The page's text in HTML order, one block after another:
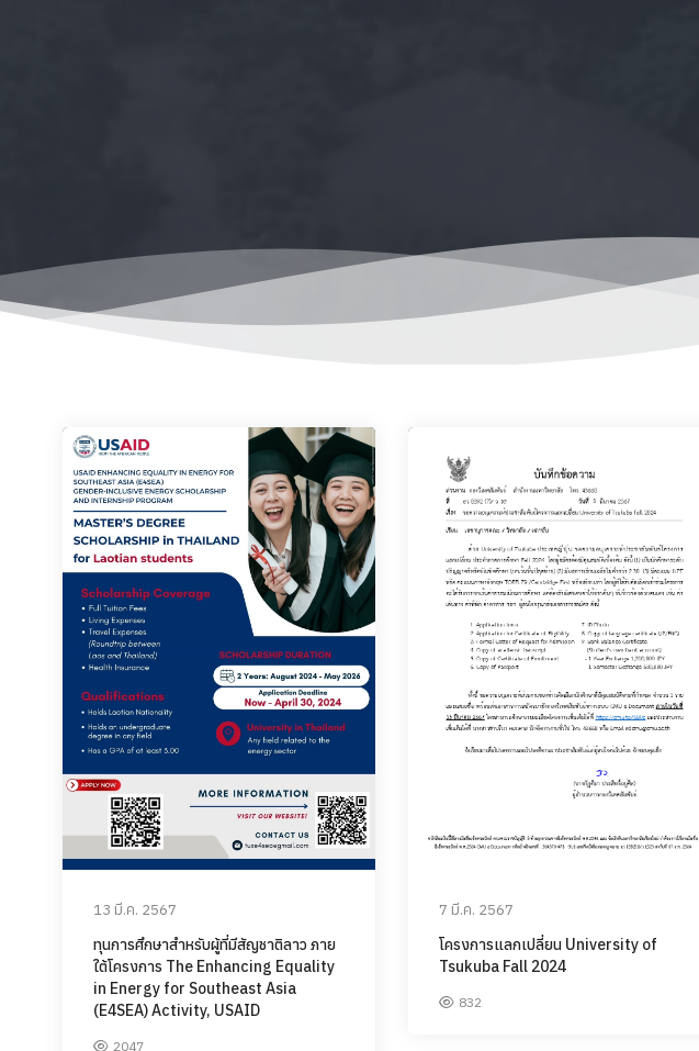
13 มี.ค. 2567
ทุนการศึกษาสำหรับผู้ที่มีสัญชาติลาว ภาย
ใต้โครงการ The Enhancing Equality
in Energy for Southeast Asia
(E4SEA) Activity, USAID
2047
7 มี.ค. 2567
โครงการแลกเปลี่ยน University of
Tsukuba Fall 2024
832